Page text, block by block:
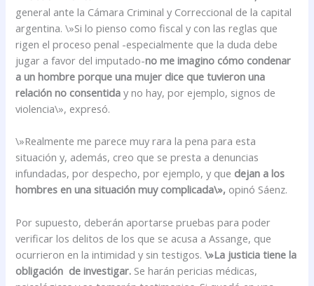
general ante la Cámara Criminal y Correccional de la capital
argentina. \»Si lo pienso como fiscal y con las reglas que
rigen el proceso penal -especialmente que la duda debe
jugar a favor del imputado-no me imagino cómo condenar
a un hombre porque una mujer dice que tuvieron una
relación no consentida y no hay, por ejemplo, signos de
violencia\», expresó.
\»Realmente me parece muy rara la pena para esta
situación y, además, creo que se presta a denuncias
infundadas, por despecho, por ejemplo, y que dejan a los
hombres en una situación muy complicada\», opinó Sáenz.
Por supuesto, deberán aportarse pruebas para poder
verificar los delitos de los que se acusa a Assange, que
ocurrieron en la intimidad y sin testigos.\»La justicia tiene la
obligación de investigar. Se harán pericias médicas,